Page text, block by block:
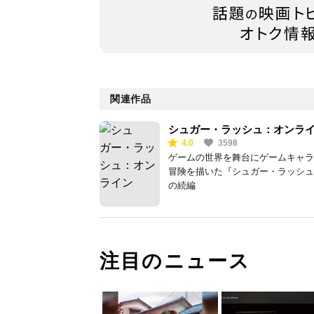
関連作品
シュガー・ラッシュ：オンラ
4.0 3598
ゲームの世界を舞台にゲームキャ
冒険を描いた『シュガー・ラッシ
の続編
注目のニュース